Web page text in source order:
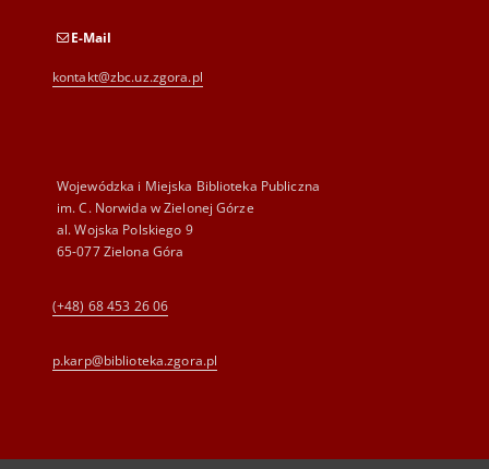
E-Mail
kontakt@zbc.uz.zgora.pl
Wojewódzka i Miejska Biblioteka Publiczna
im. C. Norwida w Zielonej Górze
al. Wojska Polskiego 9
65-077 Zielona Góra
(+48) 68 453 26 06
p.karp@biblioteka.zgora.pl